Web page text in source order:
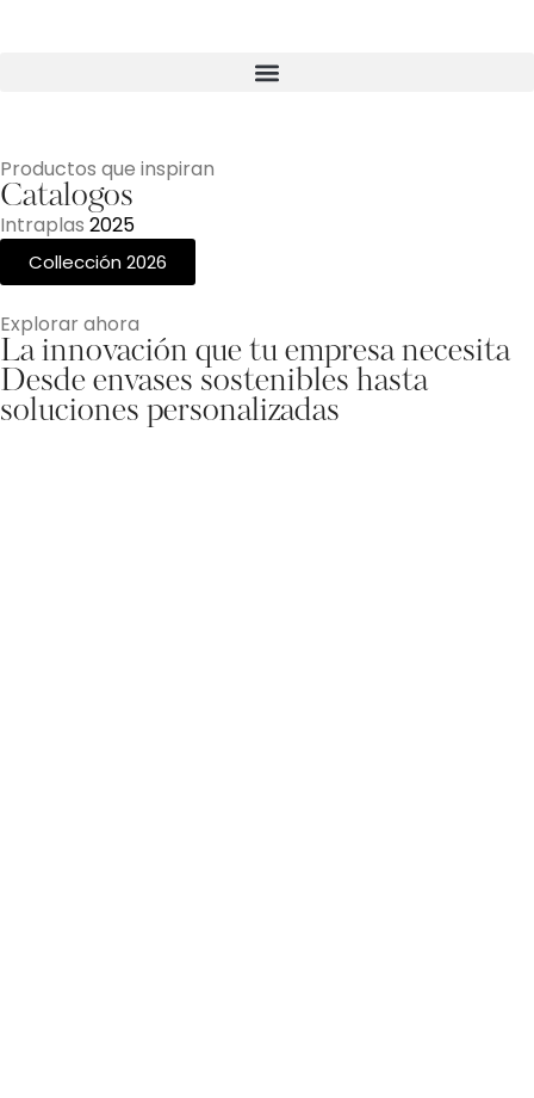
Productos que inspiran
Catalogos
Intraplas 2025
Collección 2026
Explorar ahora
La innovación que tu empresa necesita
Desde envases sostenibles hasta
soluciones personalizadas